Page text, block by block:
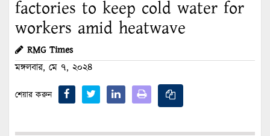
factories to keep cold water for
workers amid heatwave
RMG Times
মঙ্গলবার, মে ৭, ২০২৪
শেয়ার করুন